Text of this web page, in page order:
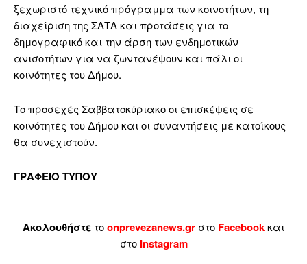
ξεχωριστό τεχνικό πρόγραμμα των κοινοτήτων, τη
διαχείριση της ΣΑΤΑ και προτάσεις για το
δημογραφικό και την άρση των ενδημοτικών
ανισοτήτων για να ζωντανέψουν και πάλι οι
κοινότητες του Δήμου.
Το προσεχές Σαββατοκύριακο οι επισκέψεις σε
κοινότητες του Δήμου και οι συναντήσεις με κατοίκους
θα συνεχιστούν.
ΓΡΑΦΕΙΟ ΤΥΠΟΥ
Ακολουθήστε τοonprevezanews.gr στο Facebookκαι
στο Instagram